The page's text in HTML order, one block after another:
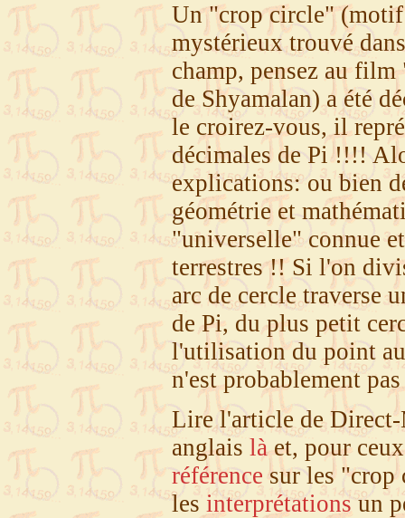
Un "crop circle" (motif
mystérieux trouvé
champ, pensez au
de Shyamalan) a été
le croirez-vous, il
décimales de Pi !!!!
explications: ou bien
géométrie et
"universelle" connue
terrestres !! Si l'on
arc de cercle traverse
de Pi, du plus petit
l'utilisation du point
n'est probablement
Lire l'article de
anglais làet, pour
référence sur les "crop
les interprétationsun